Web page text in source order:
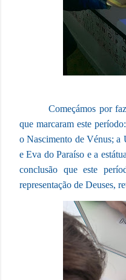
Começámos por
que marcaram este
o Nascimento de Vénus; a
e Eva do Paraíso e a
conclusão que este
representação de Deuses,